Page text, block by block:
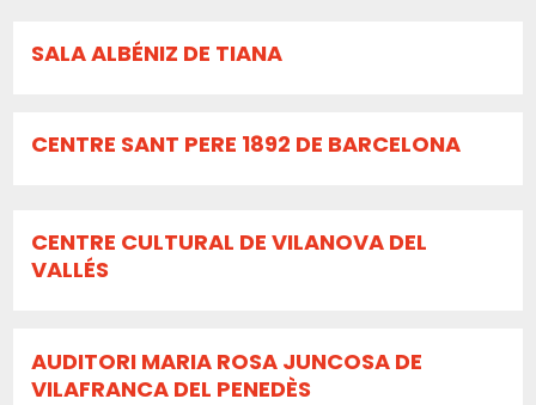
SALA ALBÉNIZ DE TIANA
CENTRE SANT PERE 1892 DE BARCELONA
CENTRE CULTURAL DE VILANOVA DEL
VALLÉS
AUDITORI MARIA ROSA JUNCOSA DE
VILAFRANCA DEL PENEDÈS